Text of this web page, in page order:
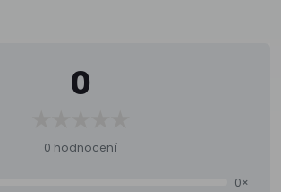
0
0 hodnocení
0×